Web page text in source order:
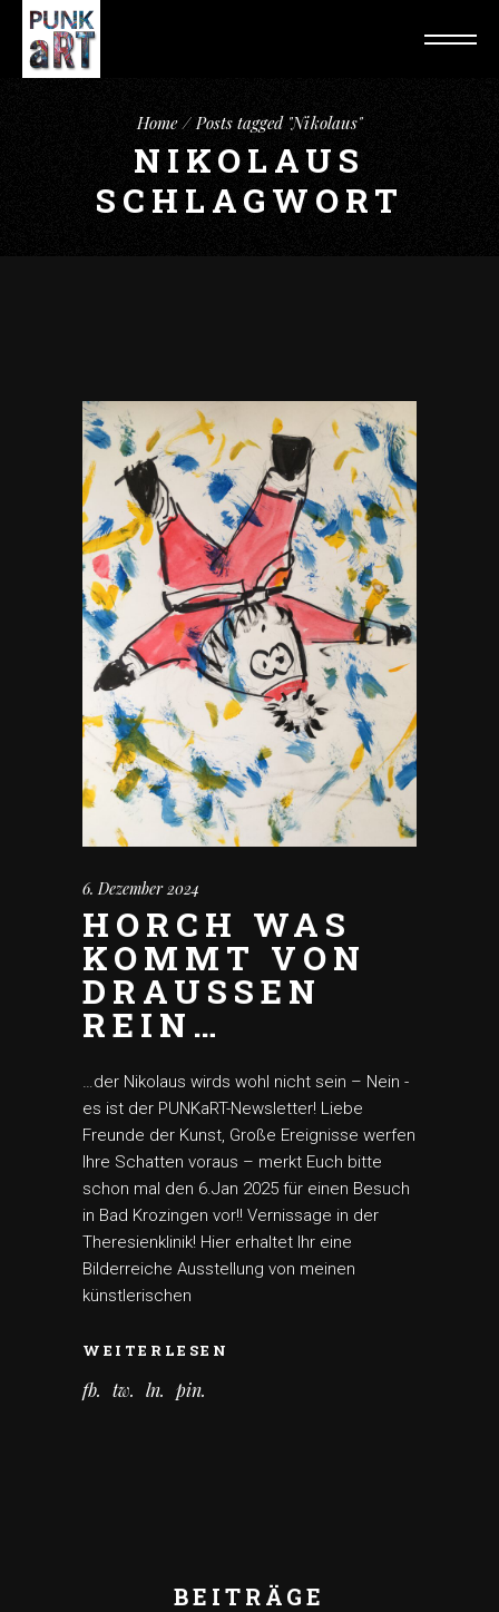
Home Posts tagged "Nikolaus"
NIKOLAUS
SCHLAGWORT
6. Dezember 2024
HORCH WAS
KOMMT VON
DRAUSSEN
REIN…
…der Nikolaus wirds wohl nicht sein – Nein -
es ist der PUNKaRT-Newsletter! Liebe
Freunde der Kunst, Große Ereignisse werfen
Ihre Schatten voraus – merkt Euch bitte
schon mal den 6.Jan 2025 für einen Besuch
in Bad Krozingen vor!! Vernissage in der
Theresienklinik! Hier erhaltet Ihr eine
Bilderreiche Ausstellung von meinen
künstlerischen
WEITERLESEN
fb tw ln pin
BEITRÄGE